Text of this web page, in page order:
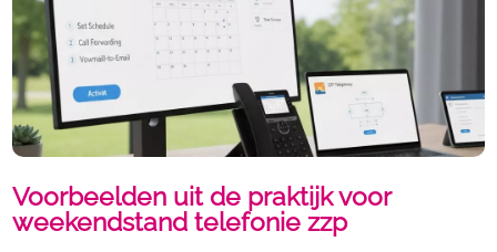
Voorbeelden uit de praktijk voor
weekendstand telefonie zzp